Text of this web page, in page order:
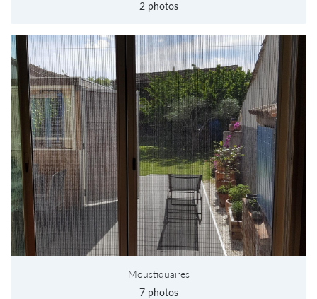
Rejoignez-
2 photos
Moustiquaires
7 photos